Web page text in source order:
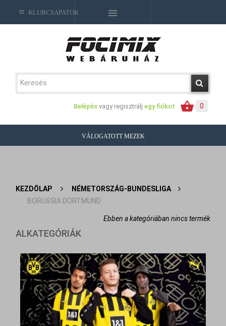
0
Belépés vagy regisztrálj egy fiókot
KLUBCSAPATOK
VÁLOGATOTT MEZEK
KEZDŐLAP >
NÉMETORSZÁG-BUNDESLIGA
BORUSSIA DORTMUND
Ebben a kategóriában nincs termék
ALKATEGÓRIÁK